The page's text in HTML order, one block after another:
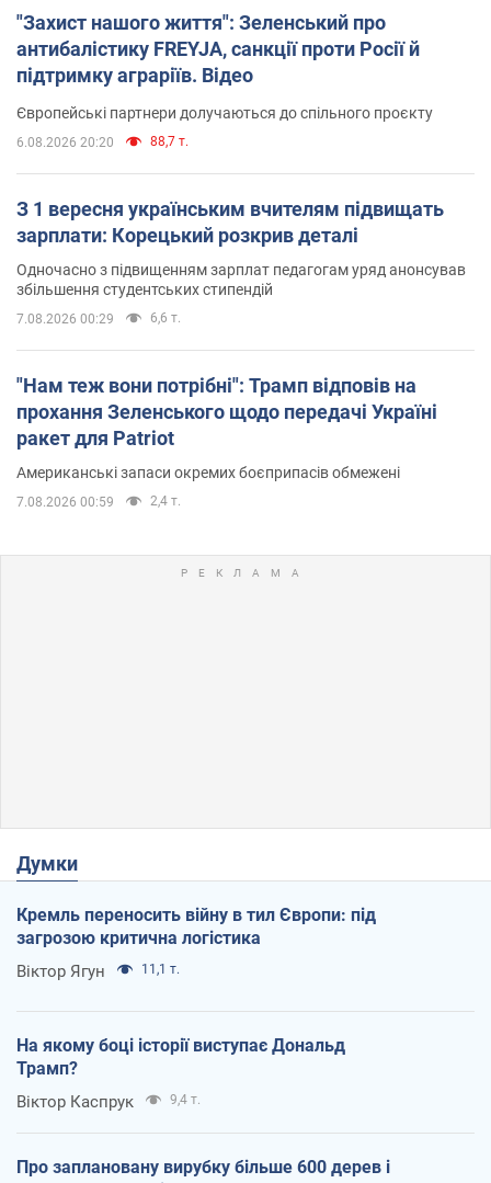
"Захист нашого життя": Зеленський про
антибалістику FREYJA, санкції проти Росії й
підтримку аграріїв. Відео
Європейські партнери долучаються до спільного проєкту
6.08.2026 20:20 88,7 т.
З 1 вересня українським вчителям підвищать
зарплати: Корецький розкрив деталі
Одночасно з підвищенням зарплат педагогам уряд анонсував
збільшення студентських стипендій
7.08.2026 00:29 6,6 т.
"Нам теж вони потрібні": Трамп відповів на
прохання Зеленського щодо передачі Україні
ракет для Patriot
Американські запаси окремих боєприпасів обмежені
7.08.2026 00:59 2,4 т.
Думки
Кремль переносить війну в тил Європи: під
загрозою критична логістика
Віктор Ягун 11,1 т.
На якому боці історії виступає Дональд
Трамп?
Віктор Каспрук 9,4 т.
Про заплановану вирубку більше 600 дерев і